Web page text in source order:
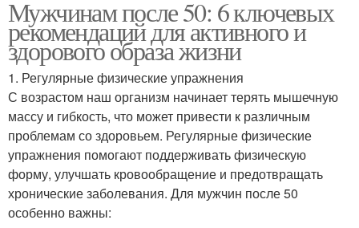
Мужчинам после 50: 6 ключевых
рекомендаций для активного и
здорового образа жизни
1. Регулярные физические упражнения
С возрастом наш организм начинает терять мышечную
массу и гибкость, что может привести к различным
проблемам со здоровьем. Регулярные физические
упражнения помогают поддерживать физическую
форму, улучшать кровообращение и предотвращать
хронические заболевания. Для мужчин после 50
особенно важны: